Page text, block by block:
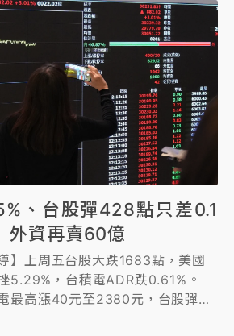
、台股彈428點只差0.1
資再賣60億
】上周五台股大跌1683點，美國
5.29%，台積電ADR跌0.61%。
最高漲40元至2380元，台股彈逾
台達電飆逾6%。